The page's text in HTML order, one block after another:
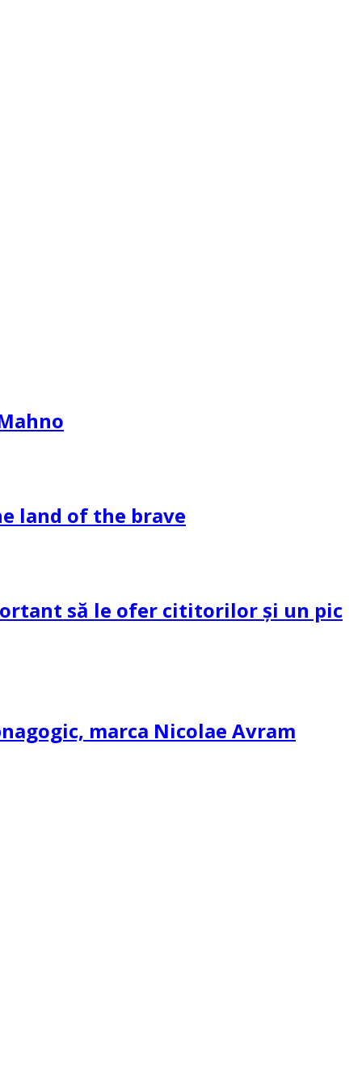
land of the brave
să le ofer cititorilor și un pic
marca Nicolae Avram